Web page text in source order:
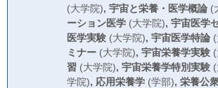
(大学院), 宇宙と栄養・医学概論(
ーション医学(大学院), 宇宙医学
医学実験(大学院), 宇宙医学特論(
ミナー(大学院), 宇宙栄養学実験(
習(大学院), 宇宙栄養学特別実験(
学院), 応用栄養学(学部), 栄養公